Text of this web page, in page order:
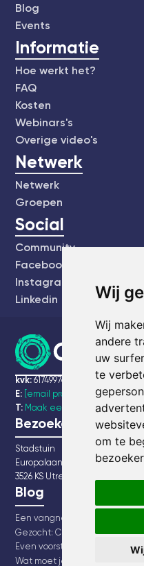
Wij
Wij
andere
uw
te
om te
Blog
Events
Informatie
Hoe werkt het?
FAQ
Kosten
Webinars's
Overige video's
Netwerk
Netwerk
Groepen
Social
Community
Facebook
Instagram
Linkedin
kvk: 61749974
E: [email protected]
T: Maak een bel afspraak
Bezoekadres
Stadstuin
Europalaan 20
3526 KS Utrecht
Blog
Gezocht: Chief community
Even voorstellen… Chantal